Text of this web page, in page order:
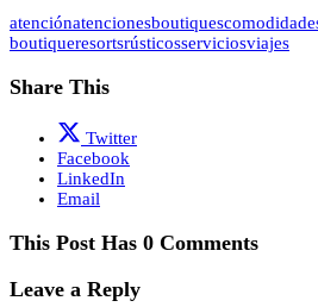
atenciónatencionesboutiques
boutiqueresortsrústicosserviciosviajes
Share This
Twitter
Facebook
LinkedIn
Email
This Post Has 0 Comments
Leave a Reply